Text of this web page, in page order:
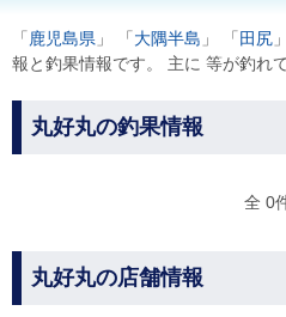
「 鹿児島県 」 「 大隅半島 」 「 田尻
報と釣果情報です。 主に 等が釣れ
丸好丸の釣果情報
全 0
丸好丸の店舗情報